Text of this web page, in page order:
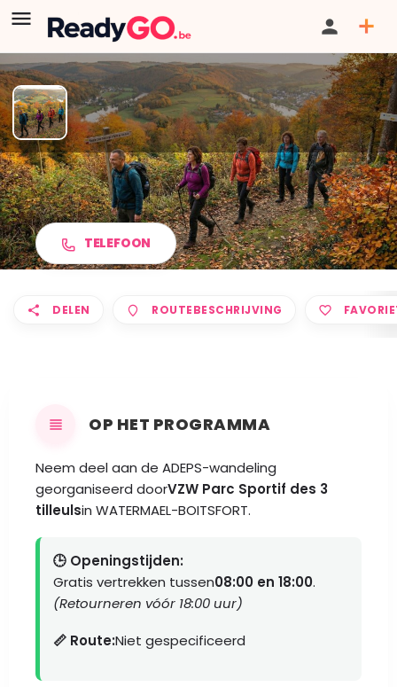
ADEPS Wandeling in
WATERMAEL-BOITSFORT
TELEFOON
DELEN ROUTEBESCHRIJVING
OP HET PROGRAMMA
Neem deel aan de ADEPS-wandeling
georganiseerd doorVZW Parc Sportif des 3
tilleulsin WATERMAEL-BOITSFORT.
🕒 Openingstijden:
Gratis vertrekken tussen08:00 en 18:00.
(Retourneren vóór 18:00 uur)
📏 Route:Niet gespecificeerd